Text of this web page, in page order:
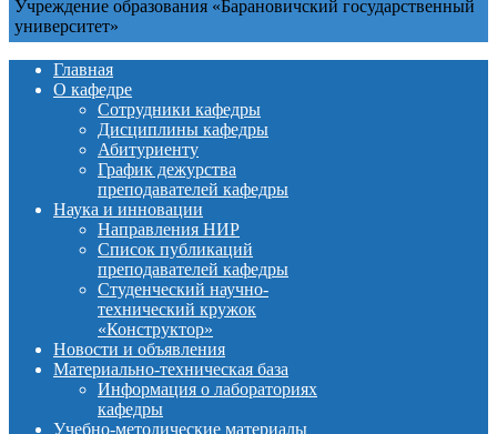
Учреждение образования «Барановичский государственный
университет»
Главная
О кафедре
Сотрудники кафедры
Дисциплины кафедры
Абитуриенту
График дежурства
преподавателей кафедры
Наука и инновации
Направления НИР
Список публикаций
преподавателей кафедры
Студенческий научно-
технический кружок
«Конструктор»
Новости и объявления
Материально-техническая база
Информация о лабораториях
кафедры
Учебно-методические материалы